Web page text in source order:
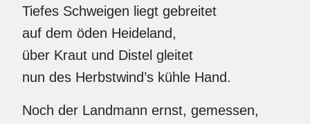
Tiefes Schweigen liegt gebreitet
auf dem öden Heideland,
über Kraut und Distel gleitet
nun des Herbstwind’s kühle Hand.
Noch der Landmann ernst, gemessen,